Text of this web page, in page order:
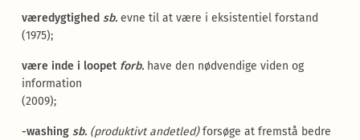
væredygtighed sb. evne til at være i eksistentiel forstand
(1975);
være inde i loopet forb. have den nødvendige viden og
information
(2009);
-washing sb.(produktivt andetled) forsøge at fremstå bedre